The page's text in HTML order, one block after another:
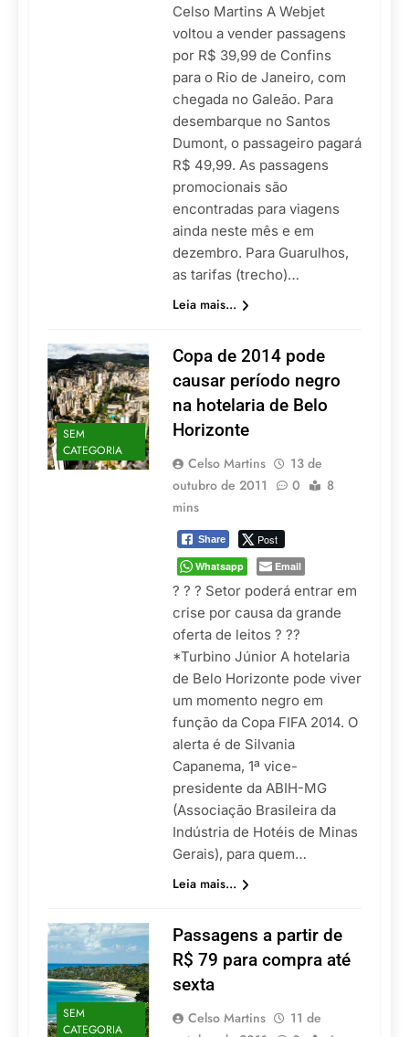
Celso Martins A Webjet
voltou a vender passagens
por R$ 39,99 de Confins
para o Rio de Janeiro, com
chegada no Galeão. Para
desembarque no Santos
Dumont, o passageiro pagará
R$ 49,99. As passagens
promocionais são
encontradas para viagens
ainda neste mês e em
dezembro. Para Guarulhos,
as tarifas (trecho)…
Leia mais...
SEM
CATEGORIA
Copa de 2014 pode
causar período negro
na hotelaria de Belo
Horizonte
Celso Martins
13 de
outubro de 2011
0
8
mins
Share Post
Whatsapp Email
? ? ? Setor poderá entrar em
crise por causa da grande
oferta de leitos ? ??
*Turbino Júnior A hotelaria
de Belo Horizonte pode viver
um momento negro em
função da Copa FIFA 2014. O
alerta é de Silvania
Capanema, 1ª vice-
presidente da ABIH-MG
(Associação Brasileira da
Indústria de Hotéis de Minas
Gerais), para quem…
Leia mais...
SEM
CATEGORIA
Passagens a partir de
R$ 79 para compra até
sexta
Celso Martins
11 de